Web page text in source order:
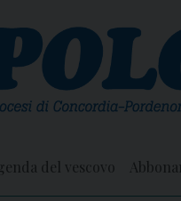
del vescovo